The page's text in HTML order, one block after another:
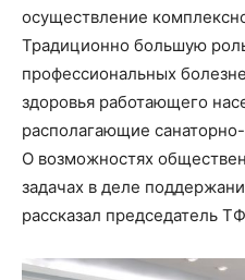
осуществление
Традиционно большую
профессиональных
здоровья работающего
располагающие
О возможностях
задачах в деле
рассказал председатель